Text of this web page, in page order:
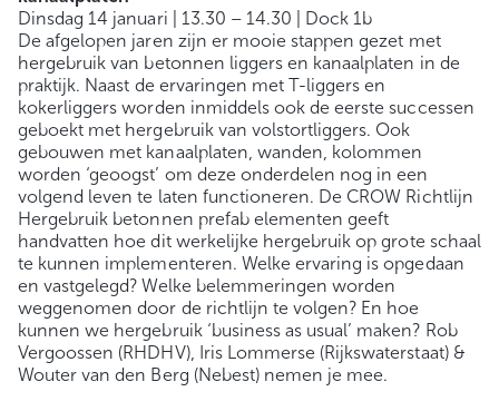
Dinsdag 14 januari | 13.30 – 14.30 | Dock 1b
De afgelopen jaren zijn er mooie stappen gezet met
hergebruik van betonnen liggers en kanaalplaten in de
praktijk. Naast de ervaringen met T-liggers en
kokerliggers worden inmiddels ook de eerste successen
geboekt met hergebruik van volstortliggers. Ook
gebouwen met kanaalplaten, wanden, kolommen
worden ‘geoogst’ om deze onderdelen nog in een
volgend leven te laten functioneren. De CROW Richtlijn
Hergebruik betonnen prefab elementen geeft
handvatten hoe dit werkelijke hergebruik op grote schaal
te kunnen implementeren. Welke ervaring is opgedaan
en vastgelegd? Welke belemmeringen worden
weggenomen door de richtlijn te volgen? En hoe
kunnen we hergebruik ‘business as usual’ maken? Rob
Vergoossen (RHDHV), Iris Lommerse (Rijkswaterstaat) &
Wouter van den Berg (Nebest) nemen je mee.